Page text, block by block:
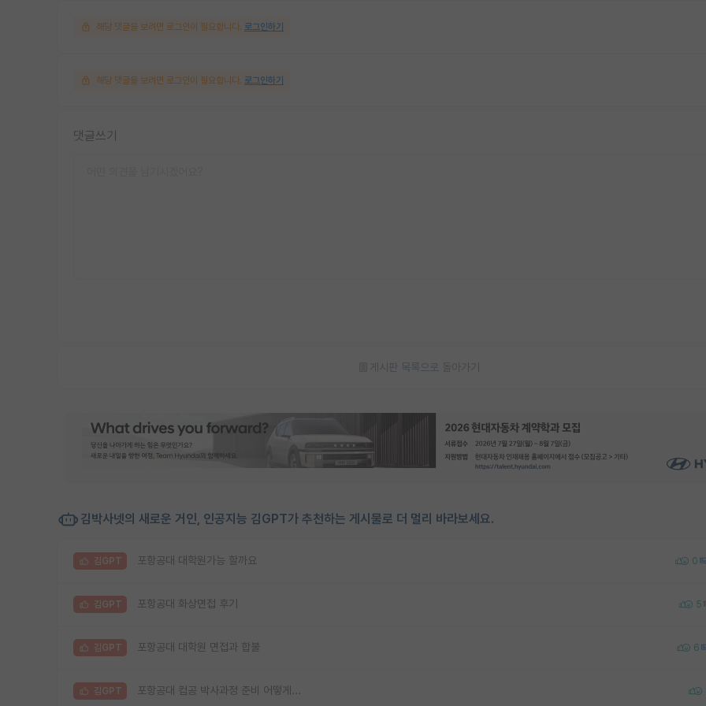
해당 댓글을 보려면 로그인이 필요합니다. 로그인하기
해당 댓글을 보려면 로그인이 필요합니다. 로그인하기
댓글쓰기
게시판 목록으로 돌아가기
김박사넷의 새로운 거인, 인공지능 김GPT가 추천하는 게시물로 더 멀리 바라보세요.
김GPT 포항공대 대학원가능 할까요 0
김GPT 포항공대 화상면접 후기 5
김GPT 포항공대 대학원 면접과 합불 6
김GPT 포항공대 컴공 박사과정 준비 어떻게...